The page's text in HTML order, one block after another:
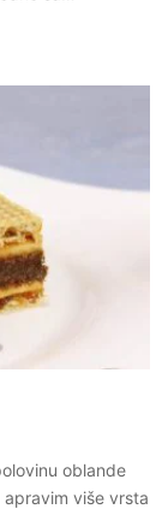
oblande
više vrsta